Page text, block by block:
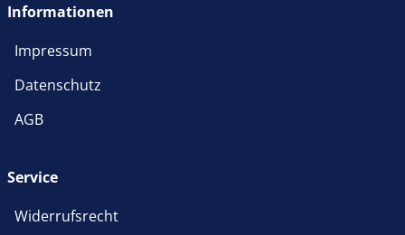
Informationen
Impressum
Datenschutz
AGB
Service
Widerrufsrecht